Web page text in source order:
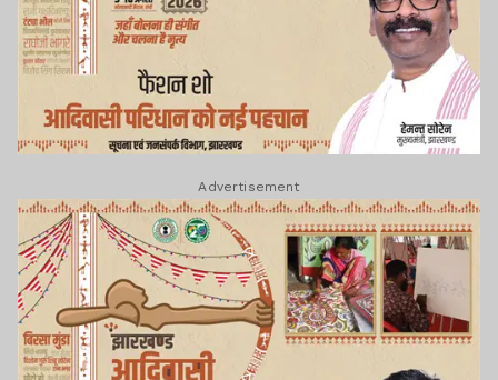
Advertisement